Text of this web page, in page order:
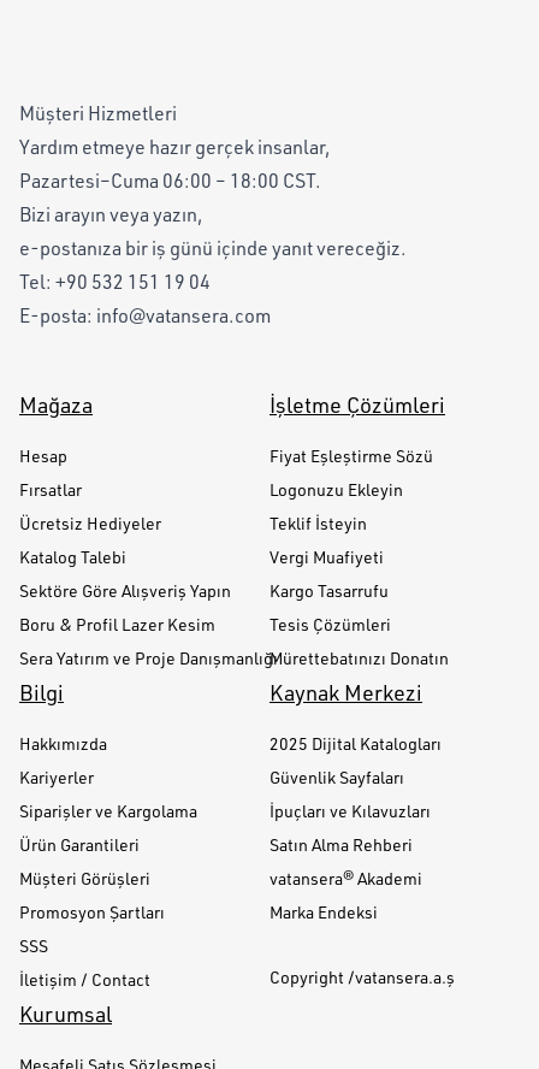
Müşteri Hizmetleri
Yardım etmeye hazır gerçek insanlar,
Pazartesi–Cuma 06:00 – 18:00 CST.
Bizi arayın veya yazın,
e-postanıza bir iş günü içinde yanıt vereceğiz.
Tel: +90 532 151 19 04
E-posta: info@vatansera.com
Mağaza
Hesap
Fırsatlar
Ücretsiz Hediyeler
Katalog Talebi
Sektöre Göre Alışveriş Yapın
Boru & Profil Lazer Kesim
Sera Yatırım ve Proje Danışmanlığı
İşletme Çözümleri
Fiyat Eşleştirme Sözü
Logonuzu Ekleyin
Teklif İsteyin
Vergi Muafiyeti
Kargo Tasarrufu
Tesis Çözümleri
Mürettebatınızı Donatın
Bilgi
Hakkımızda
Kariyerler
Siparişler ve Kargolama
Ürün Garantileri
Müşteri Görüşleri
Promosyon Şartları
SSS
İletişim / Contact
Kaynak Merkezi
2025 Dijital Katalogları
Güvenlik Sayfaları
İpuçları ve Kılavuzları
Satın Alma Rehberi
vatansera® Akademi
Marka Endeksi
Copyright /vatansera.a.ş
Kurumsal
Mesafeli Satış Sözleşmesi